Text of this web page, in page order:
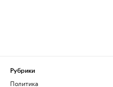
Рубрики
Политика